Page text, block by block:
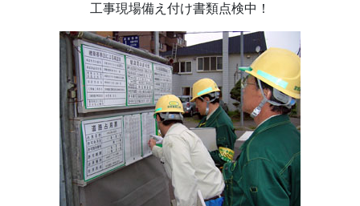
工事現場備え付け書類点検中！